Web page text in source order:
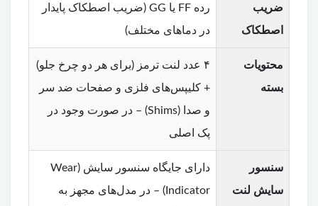
ضریب
اصطکاک
رده FF یا GG (ضریب اصطکاک پایدار
در دماهای مختلف)
محتویات
بسته
۴ عدد لنت ترمز (برای هر دو چرخ جلو)
+ کلیپس‌های فلزی و صفحات ضد سر
و صدا (Shims) – در صورت وجود در
پک اصلی
سنسور
سایش لنت
دارای جایگاه سنسور سایش (Wear
Indicator) – در مدل‌های مجهز به